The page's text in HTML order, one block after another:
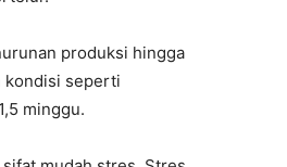
produksi hingga
kondisi seperti
minggu.